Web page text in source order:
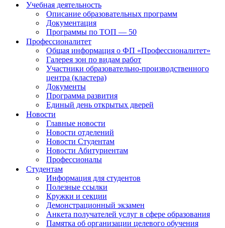
Учебная деятельность
Описание образовательных программ
Документация
Программы по ТОП — 50
Профессионалитет
Общая информация о ФП «Профессионалитет»
Галерея зон по видам работ
Участники образовательно-производственного
центра (кластера)
Документы
Программа развития
Единый день открытых дверей
Новости
Главные новости
Новости отделений
Новости Студентам
Новости Абитуриентам
Профессионалы
Студентам
Информация для студентов
Полезные ссылки
Кружки и секции
Демонстрационный экзамен
Анкета получателей услуг в сфере образования
Памятка об организации целевого обучения